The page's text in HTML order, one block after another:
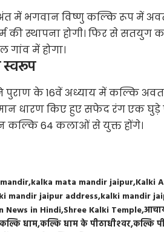
में भगवान विष्णु कल्कि रूप में
स्थापना होगी। फिर से सतयुग का
गांव में होगा।
स्वरूप
पुराण के 16वें अध्याय में कल्कि
धारण किए हुए सफेद रंग एक घुड़े
कल्कि 64 कलाओं से युक्त होंगे।
kalka mata mandir jaipur Kalki
mandir jaipur address kalki mandir
News in Hindi Shree Kalki Temple
कल्कि धामकल्कि धाम के पीठाधीश्‍वरकल्कि